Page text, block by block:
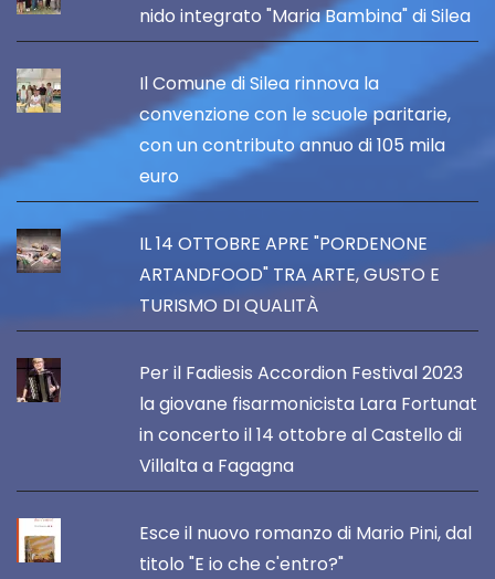
nido integrato "Maria Bambina" di Silea
Il Comune di Silea rinnova la
convenzione con le scuole paritarie,
con un contributo annuo di 105 mila
euro
IL 14 OTTOBRE APRE "PORDENONE
ARTANDFOOD" TRA ARTE, GUSTO E
TURISMO DI QUALITÀ
Per il Fadiesis Accordion Festival 2023
la giovane fisarmonicista Lara Fortunat
in concerto il 14 ottobre al Castello di
Villalta a Fagagna
Esce il nuovo romanzo di Mario Pini, dal
titolo "E io che c'entro?"